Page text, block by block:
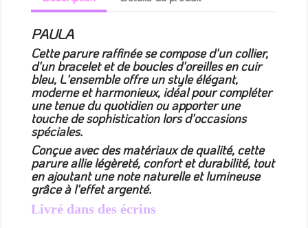
PAULA
Cette parure raffinée se compose d'un collier,
d'un bracelet et de boucles d'oreilles en cuir
bleu, L'ensemble offre un style élégant,
moderne et harmonieux, idéal pour compléter
une tenue du quotidien ou apporter une
touche de sophistication lors d'occasions
spéciales.
Conçue avec des matériaux de qualité, cette
parure allie légèreté, confort et durabilité, tout
en ajoutant une note naturelle et lumineuse
grâce à l'effet argenté.
Livré dans des écrins